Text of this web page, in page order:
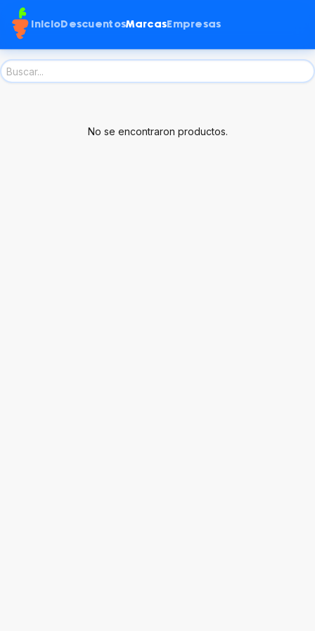
Inicio DescuentosMarcas Empresas
No se encontraron productos.